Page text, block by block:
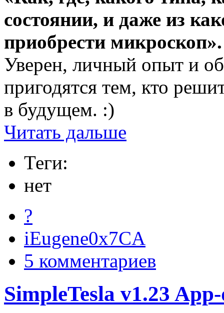
состоянии, и даже из
приобрести микроскоп».
Уверен, личный опыт и
пригодятся тем, кто
в будущем. :)
Читать дальше
Теги:
нет
?
iEugene0x7CA
5 комментариев
SimpleTesla v1.23